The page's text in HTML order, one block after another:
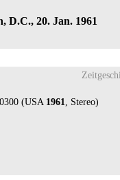
D.C., 20. Jan. 1961
(USA 1961 , Stereo)